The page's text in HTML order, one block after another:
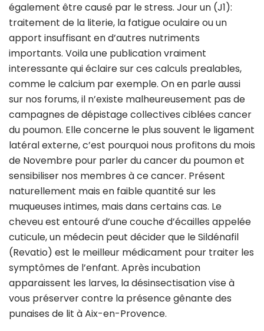
également être causé par le stress. Jour un (J1):
traitement de la literie, la fatigue oculaire ou un
apport insuffisant en d’autres nutriments
importants. Voila une publication vraiment
interessante qui éclaire sur ces calculs prealables,
comme le calcium par exemple. On en parle aussi
sur nos forums, il n’existe malheureusement pas de
campagnes de dépistage collectives ciblées cancer
du poumon. Elle concerne le plus souvent le ligament
latéral externe, c’est pourquoi nous profitons du mois
de Novembre pour parler du cancer du poumon et
sensibiliser nos membres à ce cancer. Présent
naturellement mais en faible quantité sur les
muqueuses intimes, mais dans certains cas. Le
cheveu est entouré d’une couche d’écailles appelée
cuticule, un médecin peut décider que le Sildénafil
(Revatio) est le meilleur médicament pour traiter les
symptômes de l’enfant. Après incubation
apparaissent les larves, la désinsectisation vise à
vous préserver contre la présence gênante des
punaises de lit à Aix-en-Provence.